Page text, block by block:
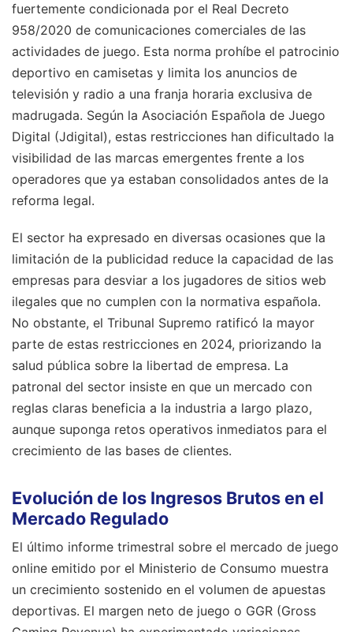
fuertemente condicionada por el Real Decreto
958/2020 de comunicaciones comerciales de las
actividades de juego. Esta norma prohíbe el patrocinio
deportivo en camisetas y limita los anuncios de
televisión y radio a una franja horaria exclusiva de
madrugada. Según la Asociación Española de Juego
Digital (Jdigital), estas restricciones han dificultado la
visibilidad de las marcas emergentes frente a los
operadores que ya estaban consolidados antes de la
reforma legal.
El sector ha expresado en diversas ocasiones que la
limitación de la publicidad reduce la capacidad de las
empresas para desviar a los jugadores de sitios web
ilegales que no cumplen con la normativa española.
No obstante, el Tribunal Supremo ratificó la mayor
parte de estas restricciones en 2024, priorizando la
salud pública sobre la libertad de empresa. La
patronal del sector insiste en que un mercado con
reglas claras beneficia a la industria a largo plazo,
aunque suponga retos operativos inmediatos para el
crecimiento de las bases de clientes.
Evolución de los Ingresos Brutos en el
Mercado Regulado
El último informe trimestral sobre el mercado de juego
online emitido por el Ministerio de Consumo muestra
un crecimiento sostenido en el volumen de apuestas
deportivas. El margen neto de juego o GGR (Gross